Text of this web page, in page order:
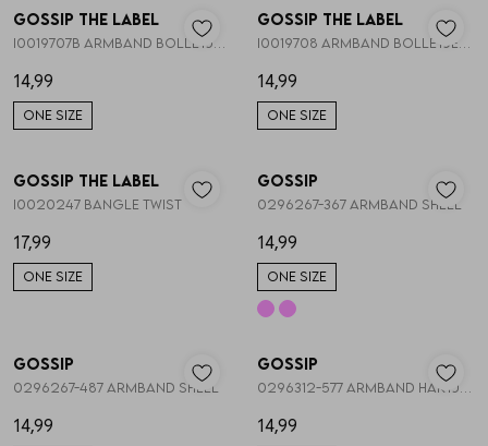
Blazers & gilets
Rokken
Sets
Jumpsuits & playsuits
Vesten
Jassen
Lingerie
Enkelbandjes
Overige Sieraden
Petten & Mutsen
Woonaccessoires
Overige Accessoires
1/1
Gossip the Label
14,99
ONE SIZE
1/1
Gossip the Label
14,99
ONE SIZE
1/1
Gossip the Label
I0020247 BANGLE TWIST
17,99
ONE SIZE
1/2
Gossip
0296267-367 ARMBAND SHELL
14,99
ONE SIZE
1/2
Gossip
0296267-487 ARMBAND SHELL
14,99
1/2
Gossip
14,99